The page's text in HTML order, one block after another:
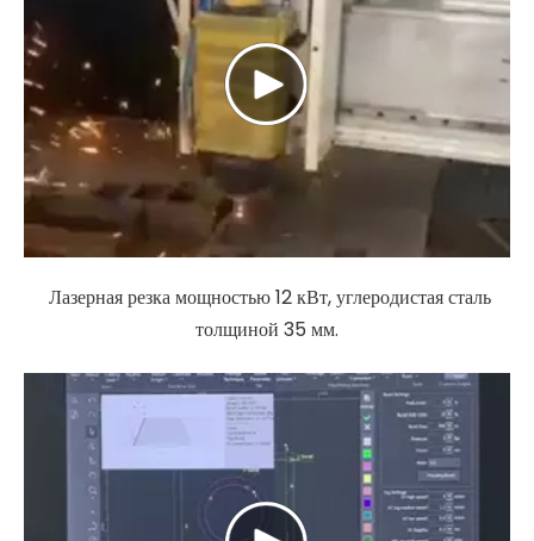
Лазерная резка мощностью 12 кВт, углеродистая сталь
толщиной 35 мм.